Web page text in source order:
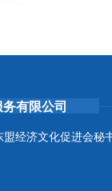
有限公司
经济文化促进会秘